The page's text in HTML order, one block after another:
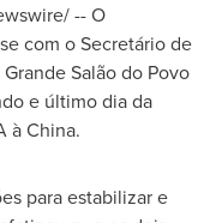
-- O
com o Secretário de
Grande Salão do Povo
e último dia da
à China.
para estabilizar e